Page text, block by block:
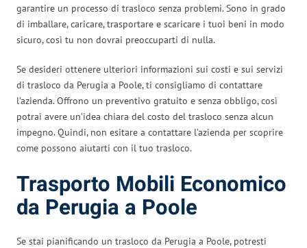
garantire un processo di trasloco senza problemi. Sono in grado
di imballare, caricare, trasportare e scaricare i tuoi beni in modo
sicuro, così tu non dovrai preoccuparti di nulla.
Se desideri ottenere ulteriori informazioni sui costi e sui servizi
di trasloco da Perugia a Poole, ti consigliamo di contattare
l’azienda. Offrono un preventivo gratuito e senza obbligo, così
potrai avere un’idea chiara del costo del trasloco senza alcun
impegno. Quindi, non esitare a contattare l’azienda per scoprire
come possono aiutarti con il tuo trasloco.
Trasporto Mobili Economico
da Perugia a Poole
Se stai pianificando un trasloco da Perugia a Poole, potresti